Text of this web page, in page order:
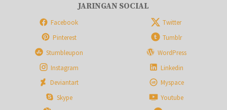
JARINGAN SOCIAL
Facebook
Twitter
Pinterest
Tumblr
Stumbleupon
WordPress
Instagram
Linkedin
Deviantart
Myspace
Skype
Youtube